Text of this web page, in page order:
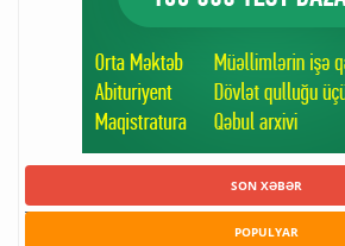
SON XƏBƏR
POPULYAR